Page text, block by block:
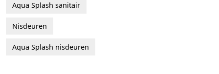
Aqua Splash sanitair
Nisdeuren
Aqua Splash nisdeuren